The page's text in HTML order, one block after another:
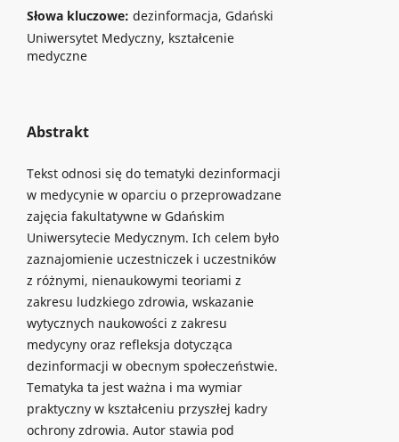
Słowa kluczowe: dezinformacja, Gdański
Uniwersytet Medyczny, kształcenie
medyczne
Abstrakt
Tekst odnosi się do tematyki dezinformacji
w medycynie w oparciu o przeprowadzane
zajęcia fakultatywne w Gdańskim
Uniwersytecie Medycznym. Ich celem było
zaznajomienie uczestniczek i uczestników
z różnymi, nienaukowymi teoriami z
zakresu ludzkiego zdrowia, wskazanie
wytycznych naukowości z zakresu
medycyny oraz refleksja dotycząca
dezinformacji w obecnym społeczeństwie.
Tematyka ta jest ważna i ma wymiar
praktyczny w kształceniu przyszłej kadry
ochrony zdrowia. Autor stawia pod